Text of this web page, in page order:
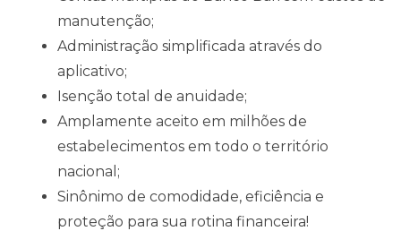
manutenção;
Administração simplificada através do
aplicativo;
Isenção total de anuidade;
Amplamente aceito em milhões de
estabelecimentos em todo o território
nacional;
Sinônimo de comodidade, eficiência e
proteção para sua rotina financeira!